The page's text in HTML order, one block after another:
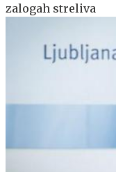
zalogah streliva